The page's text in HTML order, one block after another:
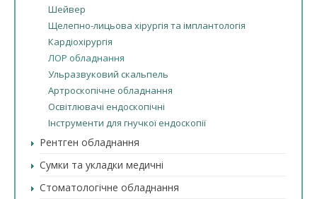
Шейвер
Щелепно-лицьова хірургія та імплантологія
Кардіохірургія
ЛОР обладнання
Ульразвуковий скальпель
Артроскопічне обладнання
Освітлювачі ендоскопічні
Інструменти для гнучкої ендоскопії
Рентген обладнання
Сумки та укладки медичні
Стоматологічне обладнання